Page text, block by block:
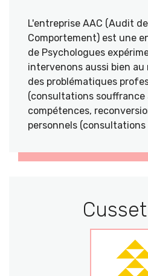
L'entreprise AAC (Audit
Comportement) est une
de Psychologues
intervenons aussi bien
des problématiques
(consultations souffrance
compétences,
personnels